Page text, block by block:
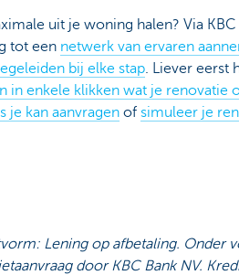
uit je woning halen? Via
tot een netwerk van ervaren
bij elke stap. Liever eerst
in enkele klikken wat je renovatie
je kan aanvragenof simuleer je
Lening op afbetaling. Onder
door KBC Bank NV.